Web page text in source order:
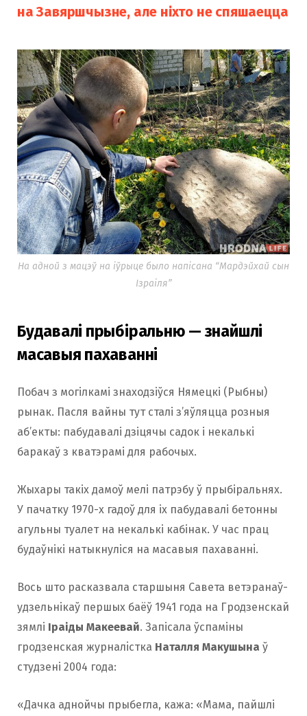
на Завяршчызне, але ніхто не спяшаецца
На адной з мацэў на іўрыце было напісана “Мардэйхай сын
Ізраіля”
Будавалі прыбіральню — знайшлі
масавыя пахаванні
Побач з могілкамі знаходзіўся Нямецкі (Рыбны)
рынак. Пасля вайны тут сталі з’яўляцца розныя
аб’екты: пабудавалі дзіцячы садок і некалькi
баракаў з кватэрамі для рабочых.
Жыхары такіх дамоў мелі патрэбу ў прыбіральнях.
У пачатку 1970-х гадоў для іх пабудавалі бетонны
агульны туалет на некалькі кабінак. У час прац
будаўнікі натыкнуліся на масавыя пахаваннi.
Вось што расказвала старшыня Савета ветэранаў-
удзельнікаў першых баёў 1941 года на Гродзенскай
зямлі Іраіды Макеевай. Запісала ўспаміны
гродзенская журналiстка Наталля Макушына ў
студзені 2004 года:
«Дачка аднойчы прыбегла, кажа: «Мама, пайшлі